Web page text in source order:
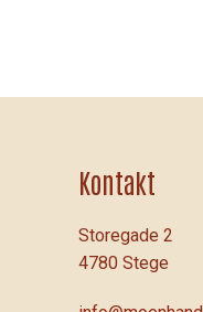
Kontakt
Storegade 2
4780 Stege